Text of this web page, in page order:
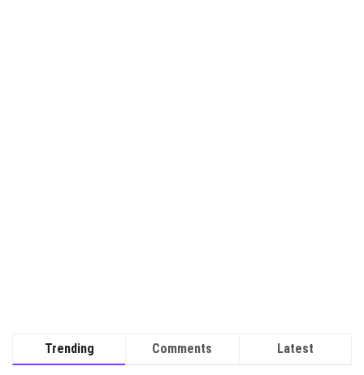
Trending Comments Latest